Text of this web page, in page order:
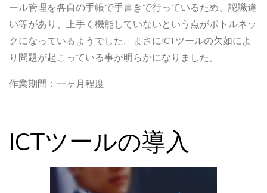
ール管理を各自の手帳で手書きで行っているため、認識違
い等があり、上手く機能していないという点がボトルネッ
クになっているようでした。まさにICTツールの欠如によ
り問題が起こっている事が明らかになりました。
作業期間：一ヶ月程度
ICTツールの導入